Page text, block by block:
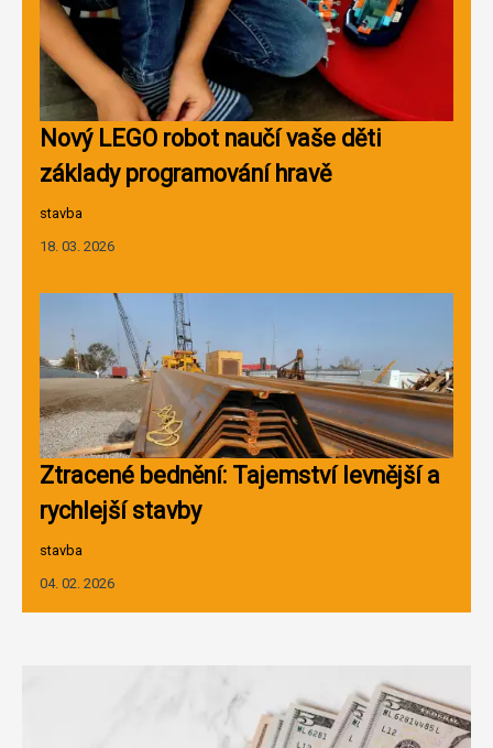
Nový LEGO robot naučí vaše děti
základy programování hravě
stavba
18. 03. 2026
Ztracené bednění: Tajemství levnější a
rychlejší stavby
stavba
04. 02. 2026